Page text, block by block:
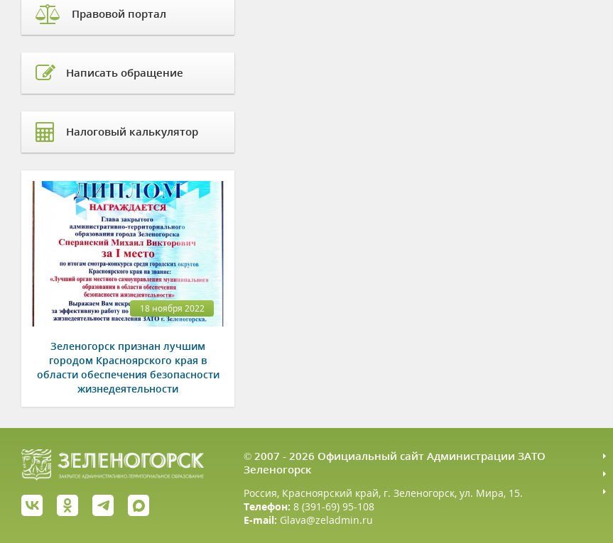
Правовой портал
Написать обращение
Налоговый калькулятор
18 ноября 2022
Зеленогорск признан лучшим
городом Красноярского края в
области обеспечения безопасности
жизнедеятельности
© 2007 - 2026 Официальный сайт Администрации ЗАТО
Зеленогорск
Россия, Красноярский край, г. Зеленогорск, ул. Мира, 15.
Телефон: 8 (391-69) 95-108
E-mail: Glava@zeladmin.ru